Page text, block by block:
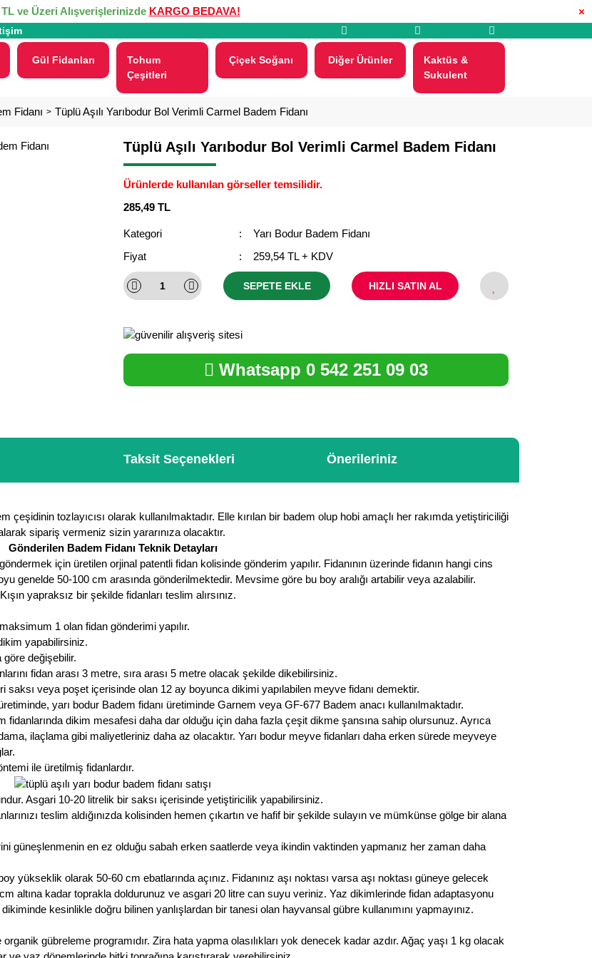
×
TL ve Üzeri Alışverişlerinizde KARGO BEDAVA!
Gül Fidanları
Tohum
Çeşitleri
Çiçek Soğanı Diğer Ürünler
Kaktüs &
Sukulent
Fidanı Tüplü Aşılı Yarıbodur Bol Verimli Carmel Badem Fidanı
Tüplü Aşılı Yarıbodur Bol Verimli Carmel Badem Fidanı
Ürünlerde kullanılan görseller temsilidir.
285,49 TL
Kategori
Yarı Bodur Badem Fidanı
Fiyat
259,54 TL + KDV
SEPETE EKLE HIZLI SATIN AL
Whatsapp 0 542 251 09 03
Taksit Seçenekleri Önerileriniz
tozlayıcısı olarak kullanılmaktadır. Elle kırılan bir badem olup hobi amaçlı her rakımda yetiştiriciliği
sipariş vermeniz sizin yararınıza olacaktır.
Gönderilen Badem Fidanı Teknik Detayları
için üretilen orjinal patentli fidan kolisinde gönderim yapılır. Fidanının üzerinde fidanın hangi cins
genelde 50-100 cm arasında gönderilmektedir. Mevsime göre bu boy aralığı artabilir veya azalabilir.
yapraksız bir şekilde fidanları teslim alırsınız.
1 olan fidan gönderimi yapılır.
yapabilirsiniz.
göre değişebilir.
fidan arası 3 metre, sıra arası 5 metre olacak şekilde dikebilirsiniz.
veya poşet içerisinde olan 12 ay boyunca dikimi yapılabilen meyve fidanı demektir.
yarı bodur Badem fidanı üretiminde Garnem veya GF-677 Badem anacı kullanılmaktadır.
fidanlarında dikim mesafesi daha dar olduğu için daha fazla çeşit dikme şansına sahip olursunuz. Ayrıca
ilaçlama gibi maliyetleriniz daha az olacaktır. Yarı bodur meyve fidanları daha erken sürede meyveye
ile üretilmiş fidanlardır.
Asgari 10-20 litrelik bir saksı içerisinde yetiştiricilik yapabilirsiniz.
teslim aldığınızda kolisinden hemen çıkartın ve hafif bir şekilde sulayın ve mümkünse gölge bir alana
güneşlenmenin en ez olduğu sabah erken saatlerde veya ikindin vaktinden yapmanız her zaman daha
yükseklik olarak 50-60 cm ebatlarında açınız. Fidanınız aşı noktası varsa aşı noktası güneye gelecek
altına kadar toprakla doldurunuz ve asgari 20 litre can suyu veriniz. Yaz dikimlerinde fidan adaptasyonu
kesinlikle doğru bilinen yanlışlardan bir tanesi olan hayvansal gübre kullanımını yapmayınız.
gübreleme programıdır. Zira hata yapma olasılıkları yok denecek kadar azdır. Ağaç yaşı 1 kg olacak